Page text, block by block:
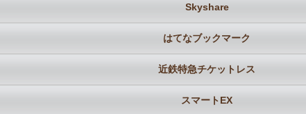
Skyshare
はてなブックマーク
近鉄特急チケットレス
スマートEX